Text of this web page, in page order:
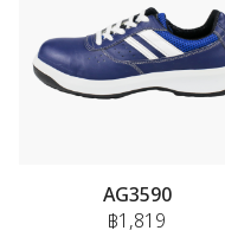
AG3590
฿1,819